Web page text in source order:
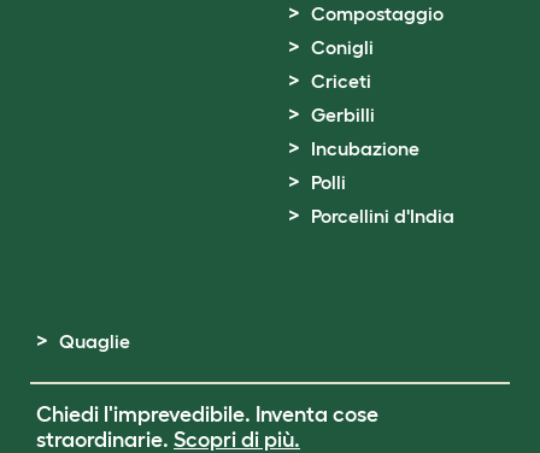
Compostaggio
Conigli
Criceti
Gerbilli
Incubazione
Polli
Porcellini d'India
Quaglie
Chiedi l'imprevedibile. Inventa cose
straordinarie. Scopri di più.